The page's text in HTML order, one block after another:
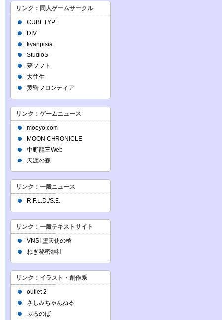
リンク：同人ゲームサークル
CUBETYPE
DIV
kyanpisia
StudioS
夢ソフト
大往生
黄昏フロンティア
リンク：ゲームニュース
moeyo.com
MOON CHRONICLE
中野龍三Web
天涯の森
リンク：一般ニュース
R.F.L.D./S.E.
リンク：一般テキストサイト
VNSI 堕天使の槍
ねぎ秘密結社
リンク：イラスト・創作系
outlet 2
さしみちゃんねる
ぶるのば